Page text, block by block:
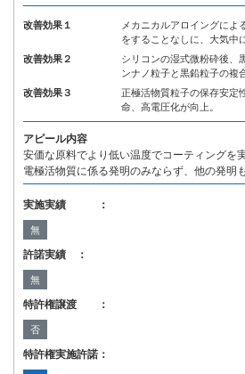
改善効果１
メカニカルアロイングによ
をすることなしに、大気中
改善効果２
シリコンの湿式微粉砕後、
ンナノ粒子と黒鉛粒子の複
改善効果３
正極活物質粒子の保存安定
命、高電圧化が向上。
アピール内容
安価な原料でより低い温度でコーティングを
電極活物質に係る発明のみならず、他の発明
実施実績 ：
無
許諾実績 ：
無
特許権譲渡 ：
否
特許権実施許諾：